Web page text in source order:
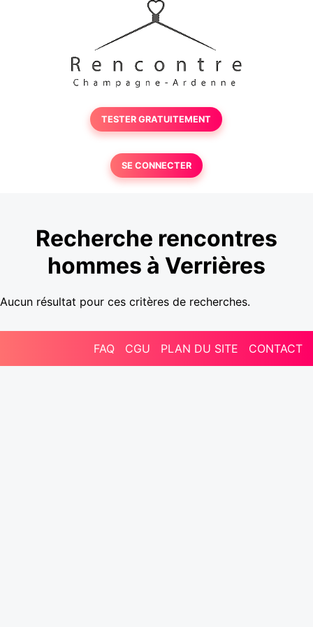
TESTER GRATUITEMENT
SE CONNECTER
Recherche rencontres
hommes à Verrières
Aucun résultat pour ces critères de recherches.
FAQ CGU PLAN DU SITE CONTACT